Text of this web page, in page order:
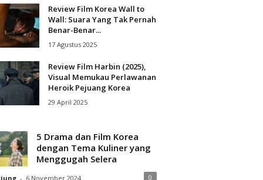
Review Film Korea Wall to
Wall: Suara Yang Tak Pernah
Benar-Benar...
17 Agustus 2025
Review Film Harbin (2025),
Visual Memukau Perlawanan
Heroik Pejuang Korea
29 April 2025
5 Drama dan Film Korea
dengan Tema Kuliner yang
Menggugah Selera
- 6 November 2024 0